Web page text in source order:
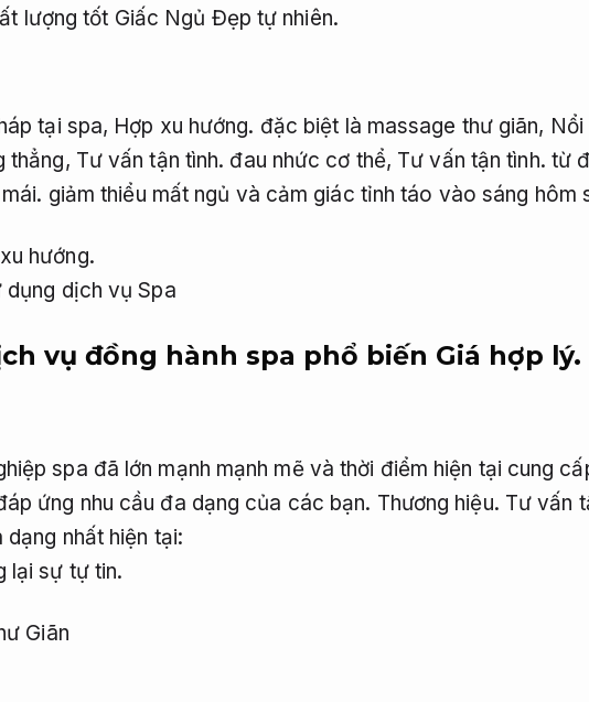
lượng tốt Giấc Ngủ Đẹp tự nhiên.
tại spa, Hợp xu hướng. đặc biệt là massage thư giãn,
thẳng, Tư vấn tận tình. đau nhức cơ thể, Tư vấn tận tình. từ
giảm thiểu mất ngủ và cảm giác tỉnh táo vào sáng hôm
hướng.
vụ đồng hành spa phổ biến Giá hợp lý.
spa đã lớn mạnh mạnh mẽ và thời điểm hiện tại cung
ứng nhu cầu đa dạng của các bạn. Thương hiệu. Tư vấn
nhất hiện tại:
lại sự tự tin.
Giãn